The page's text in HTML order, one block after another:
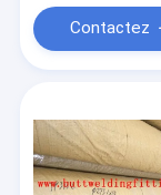
Extrémités
tuyau d'acier
Contactez